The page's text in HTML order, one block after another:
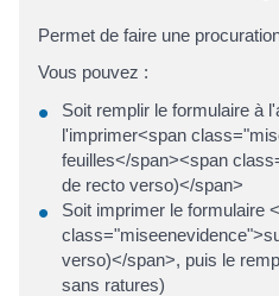
Permet de faire une
Vous pouvez :
Soit remplir le formulaire à
l'imprimer<span
feuilles</span><span
de recto verso)</span>
Soit imprimer le formulaire
verso)</span>, puis le
sans ratures)